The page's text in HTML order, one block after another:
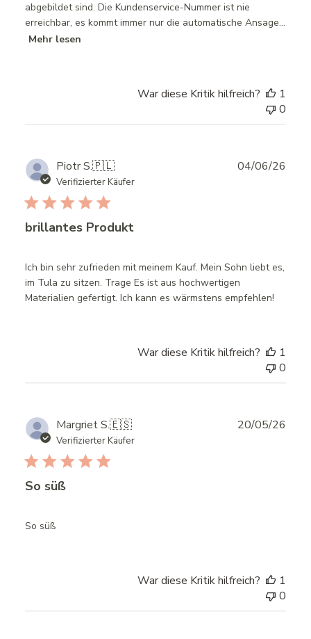
abgebildet sind. Die Kundenservice-Nummer ist nie
erreichbar, es kommt immer nur die automatische Ansage...
Mehr lesen
War diese Kritik hilfreich?
1
0
Piotr S.🇵🇱
Verifizierter Käufer
brillantes Produkt
Ich bin sehr zufrieden mit meinem Kauf. Mein Sohn liebt es,
im Tula zu sitzen. Trage Es ist aus hochwertigen
Materialien gefertigt. Ich kann es wärmstens empfehlen!
04/06/26
War diese Kritik hilfreich?
1
0
Margriet S.🇪🇸
Verifizierter Käufer
So süß
So süß
20/05/26
War diese Kritik hilfreich?
1
0